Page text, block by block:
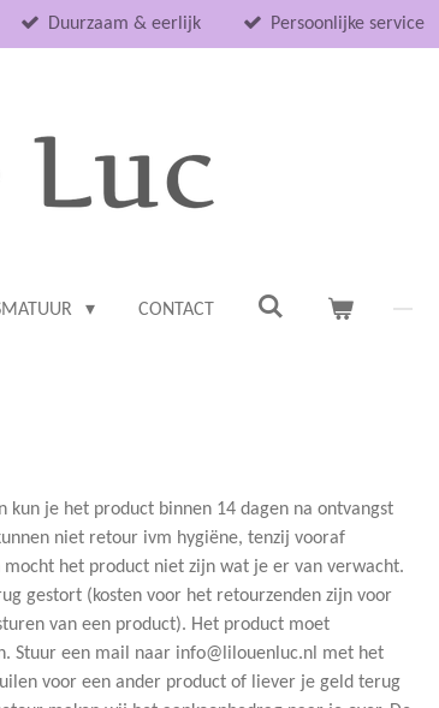
Duurzaam & eerlijk Persoonlijke service
CONTACT
je het product binnen 14 dagen na ontvangst
niet retour ivm hygiëne, tenzij vooraf
het product niet zijn wat je er van verwacht.
gestort (kosten voor het retourzenden zijn voor
van een product). Het product moet
Stuur een mail naar info@lilouenluc.nl met het
voor een ander product of liever je geld terug